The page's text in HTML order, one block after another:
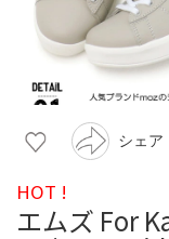
シェア
HOT !
エムズ For